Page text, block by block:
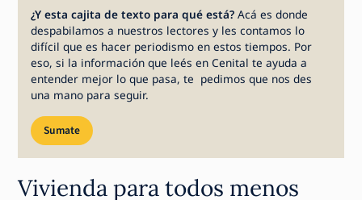
¿Y esta cajita de texto para qué está?Acá es donde
despabilamos a nuestros lectores y les contamos lo
difícil que es hacer periodismo en estos tiempos. Por
eso, si la información que leés en Cenital te ayuda a
entender mejor lo que pasa, te pedimos que nos des
una mano para seguir.
Sumate
Vivienda para todos menos